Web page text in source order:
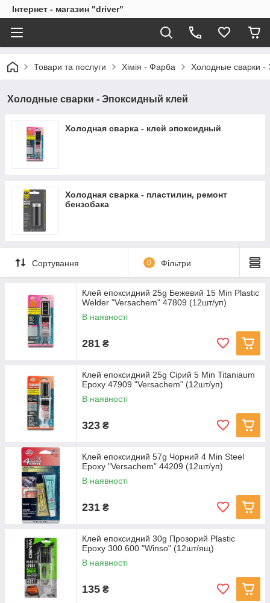
Інтернет - магазин "driver"
Товари та послуги Хімія - Фарба Холодные сварки -
Холодные сварки - Эпоксидный клей
Холодная сварка - клей эпоксидный
Холодная сварка - пластилин, ремонт
бензобака
Сортування 0 Фільтри
Клей епоксидний 25g Бежевий 15 Min Plastic
Welder "Versachem" 47809 (12шт/уп)
В наявності
281 ₴
Клей епоксидний 25g Cірий 5 Min Titaniaum
Epoxy 47909 "Versachem" (12шт/уп)
В наявності
323 ₴
Клей епоксидний 57g Чорний 4 Min Steel
Epoxy "Versachem" 44209 (12шт/уп)
В наявності
231 ₴
Клей епоксидний 30g Прозорий Plastic
Epoxy 300 600 "Winso" (12шт/ящ)
В наявності
135 ₴